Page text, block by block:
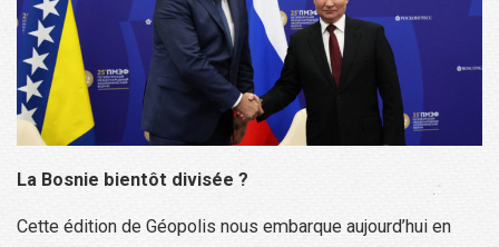
La Bosnie bientôt divisée ?
Cette édition de Géopolis nous embarque aujourd’hui en